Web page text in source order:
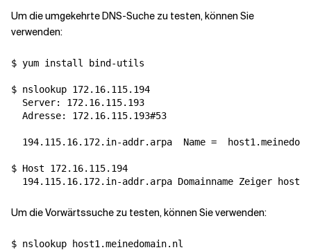
Um die umgekehrte DNS-Suche zu testen, können Sie
verwenden:
$ yum install bind-utils
$ nslookup 172.16.115.194
  Server: 172.16.115.193
  Adresse: 172.16.115.193#53
  194.115.16.172.in-addr.arpa
Name =
$ Host 172.16.115.194
Um die Vorwärtssuche zu testen, können Sie verwenden:
$ nslookup host1.meinedomain.nl